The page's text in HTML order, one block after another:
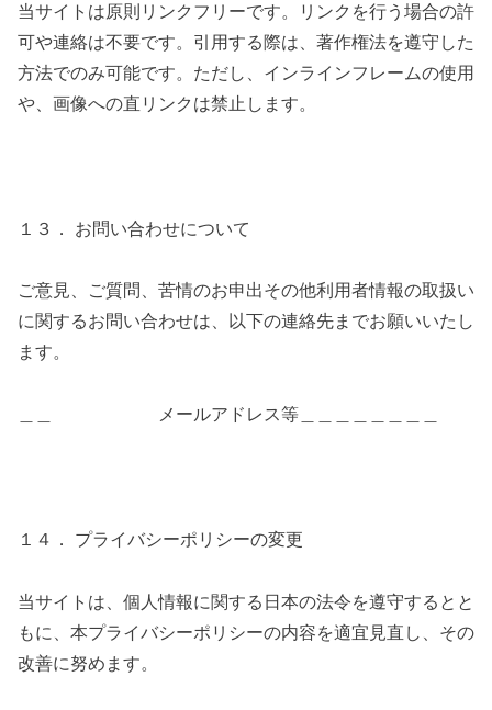
当サイトは原則リンクフリーです。リンクを行う場合の許
可や連絡は不要です。引用する際は、著作権法を遵守した
方法でのみ可能です。ただし、インラインフレームの使用
や、画像への直リンクは禁止します。
１３． お問い合わせについて
ご意見、ご質問、苦情のお申出その他利用者情報の取扱い
に関するお問い合わせは、以下の連絡先までお願いいたし
ます。
メールアドレス等
１４． プライバシーポリシーの変更
当サイトは、個人情報に関する日本の法令を遵守するとと
もに、本プライバシーポリシーの内容を適宜見直し、その
改善に努めます。